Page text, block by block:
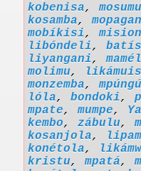
kobenisa,
kosamba,
mobíkisi,
libóndeli,
liyangani,
molimu,
monzemba,mpúngú
lóla, bondoki,
mpate,mumpe,
kembo, zábulu,
kosanjola,
konétola,
kristu,mpatá,